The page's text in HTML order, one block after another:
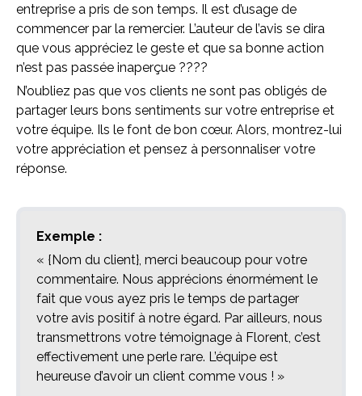
entreprise a pris de son temps. Il est d’usage de
commencer par la remercier. L’auteur de l’avis se dira
que vous appréciez le geste et que sa bonne action
n’est pas passée inaperçue ????
N’oubliez pas que vos clients ne sont pas obligés de
partager leurs bons sentiments sur votre entreprise et
votre équipe. Ils le font de bon cœur. Alors, montrez-lui
votre appréciation et pensez à personnaliser votre
réponse.
Exemple :
« {Nom du client}, merci beaucoup pour votre
commentaire. Nous apprécions énormément le
fait que vous ayez pris le temps de partager
votre avis positif à notre égard. Par ailleurs, nous
transmettrons votre témoignage à Florent, c’est
effectivement une perle rare. L’équipe est
heureuse d’avoir un client comme vous ! »